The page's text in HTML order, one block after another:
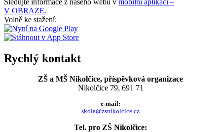
V OBRAZE.
Volně ke stažení:
Rychlý kontakt
ZŠ a MŠ Nikolčice, příspěvková organizace
Nikolčice 79, 691 71
e-mail:
skola@zsnikolcice.cz
Tel. pro ZŠ Nikolčice: